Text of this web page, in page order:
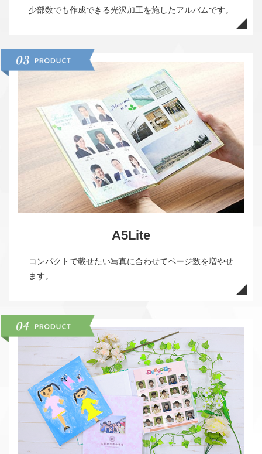
少部数でも作成できる光沢加工を施したアルバムです。
A5Lite
コンパクトで載せたい写真に合わせてページ数を増やせ
ます。